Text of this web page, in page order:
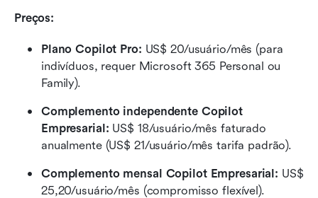
Preços:
Plano Copilot Pro: US$ 20/usuário/mês (para
indivíduos, requer Microsoft 365 Personal ou
Family).
Complemento independente Copilot
Empresarial: US$ 18/usuário/mês faturado
anualmente (US$ 21/usuário/mês tarifa padrão).
Complemento mensal Copilot Empresarial: US$
25,20/usuário/mês (compromisso flexível).